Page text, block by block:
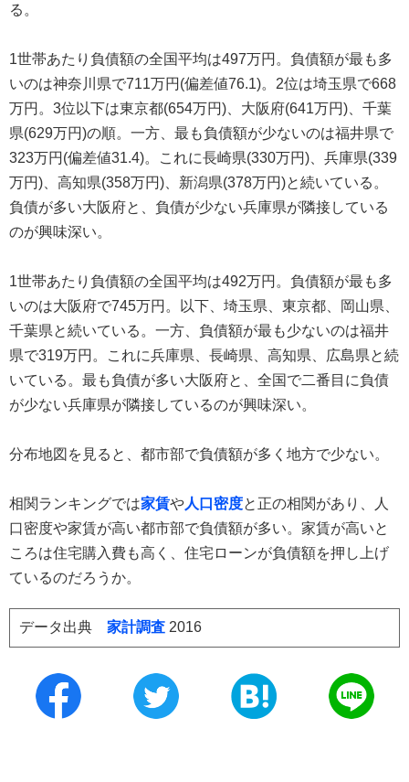
る。
1世帯あたり負債額の全国平均は497万円。負債額が最も多
いのは神奈川県で711万円(偏差値76.1)。2位は埼玉県で668
万円。3位以下は東京都(654万円)、大阪府(641万円)、千葉
県(629万円)の順。一方、最も負債額が少ないのは福井県で
323万円(偏差値31.4)。これに長崎県(330万円)、兵庫県(339
万円)、高知県(358万円)、新潟県(378万円)と続いている。
負債が多い大阪府と、負債が少ない兵庫県が隣接している
のが興味深い。
1世帯あたり負債額の全国平均は492万円。負債額が最も多
いのは大阪府で745万円。以下、埼玉県、東京都、岡山県、
千葉県と続いている。一方、負債額が最も少ないのは福井
県で319万円。これに兵庫県、長崎県、高知県、広島県と続
いている。最も負債が多い大阪府と、全国で二番目に負債
が少ない兵庫県が隣接しているのが興味深い。
分布地図を見ると、都市部で負債額が多く地方で少ない。
相関ランキングでは家賃や人口密度と正の相関があり、人
口密度や家賃が高い都市部で負債額が多い。家賃が高いと
ころは住宅購入費も高く、住宅ローンが負債額を押し上げ
ているのだろうか。
データ出典 家計調査 2016